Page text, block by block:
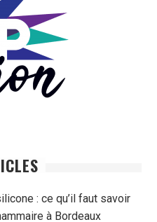
: ce qu’il faut savoir
à Bordeaux